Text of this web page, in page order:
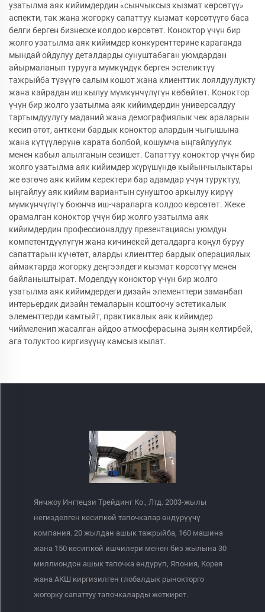
узатылма аяк кийимдердин «сынчыксыз кызмат көрсөтүү»
аспекти, так жана жогорку сапаттуу кызмат көрсөтүүгө баса
белги берген бизнеске колдоо көрсөтөт. Коноктор үчүн бир
жолго узатылма аяк кийимдер конкуренттерине караганда
мындай ойдулуу деталдарды сунуштабаган уюмдардан
айырмаланып турууга мүмкүндүк берген эстеликтүү
тажрыйба түзүүгө салым кошот жана клиенттик лоялдуулукту
жана кайрадан иш кылуу мүмкүнчүлүгүн көбөйтөт. Коноктор
үчүн бир жолго узатылма аяк кийимдердин универсалдуу
тартымдуулугу маданий жана демографиялык чек араларын
кесип өтөт, анткени бардык коноктор алардын чыгышына
жана күтүүлөрүнө карата болбой, кошумча ыңгайлуулук
менен кабыл алылганын сезишет. Сапаттуу коноктор үчүн бир
жолго узатылма аяк кийимдер жүрүшүндө кыйынчылыктары
же өзгөчө аяк кийим керектери бар адамдар үчүн туруктуу,
ыңгайлуу аяк кийим вариантын сунуштоо аркылуу кирүү
мүмкүнчүлүгү боюнча иш-чараларга колдоо көрсөтөт. Жеке
орамалган коноктор үчүн бир жолго узатылма аяк
кийимдердин профессионалдуу презентациясы уюмдун
компетентдүүлүгүн жана кичинекей деталдарга көңүл буруу
сапаттарын күчөтөт, аларды клиенттер бардык операциялык
аймактарда жогорку деңгээлдеги кызмат көрсөтүү менен
байланыштырат. Моделдүү коноктор үчүн бир жолго
узатылма аяк кийимдердеги дизайн элементтери заманбап
интерьердик дизайн темаларын коштоочу эстетикалык
элементтерди камтыйт, практикалык аяк кийимдер
чиймеленип жасалган айдоо атмосферасына зыян келтирбей,
ага толуктоо киргизүүнү камсыз кылат.
Янчжоу Ингтецзи Трейдинг Ко., Лтд. 2003-жылы
негизделген кесипкөй тапочкалар өндүрүүчү
компания. 20 жылдан ашык тажрыйба, 160 машина
жана 150 кесипкөй ишчилери менен биз жылына 30
миллиондон ашык тапочка өндүрүп, Япония, Корея
жана АКШ киргизилген глобалдык рынокторго
жогорку сапаттуу тапочкаларды жеткирет.